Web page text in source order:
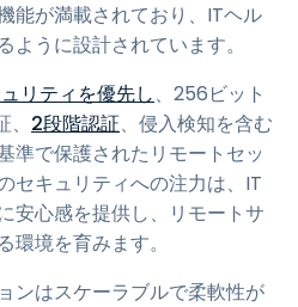
能が満載されており、ITヘル
うに設計されています。
リティを優先し、256ビット
2段階認証、侵入検知を含む
準で保護されたリモートセッ
セキュリティへの注力は、IT
安心感を提供し、リモートサ
境を育みます。
ンはスケーラブルで柔軟性が